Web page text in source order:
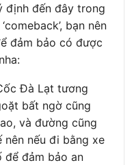
định đến đây trong
bạn nên
đảm bảo có được
Đà Lạt tương
bất ngờ cũng
và đường cũng
nên nếu đi bằng xe
để đảm bảo an